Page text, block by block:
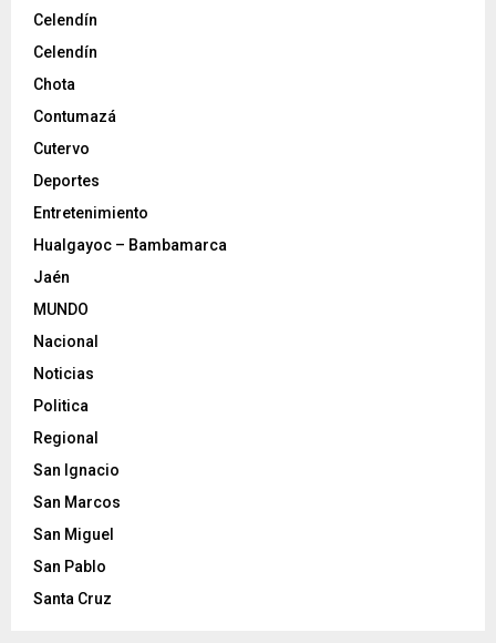
Celendín
Celendín
Chota
Contumazá
Cutervo
Deportes
Entretenimiento
Hualgayoc – Bambamarca
Jaén
MUNDO
Nacional
Noticias
Politica
Regional
San Ignacio
San Marcos
San Miguel
San Pablo
Santa Cruz